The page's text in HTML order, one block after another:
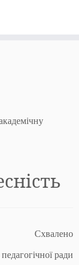
Схвалено
педагогічної ради